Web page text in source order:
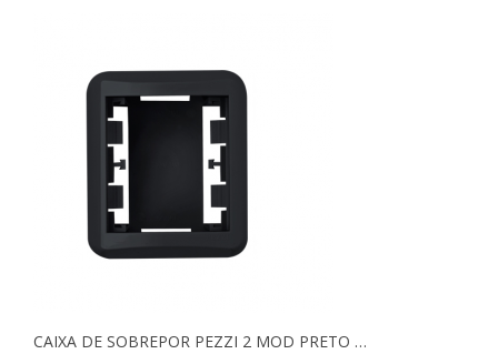
CAIXA DE SOBREPOR PEZZI 2 MOD PRETO …